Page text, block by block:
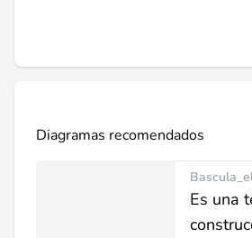
Diagramas recomendados
Es una